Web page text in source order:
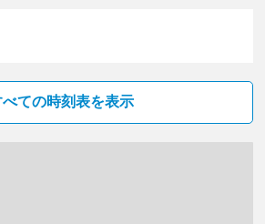
べての時刻表を表示